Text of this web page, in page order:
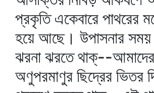
প্রকৃতি একেবারে পাথরের
হয়ে আছে। উপাসনার
ঝরনা ঝরতে থাক্‌--আমাদের
অণুপরমাণুর ছিদ্রের ভিতর